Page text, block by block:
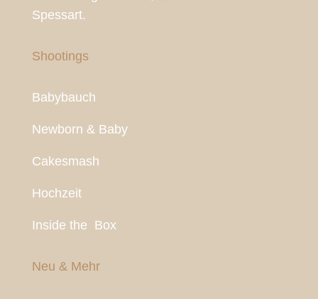
Spessart.
Shootings
Babybauch
Newborn & Baby
Cakesmash
Hochzeit
Inside the Box
Neu & Mehr